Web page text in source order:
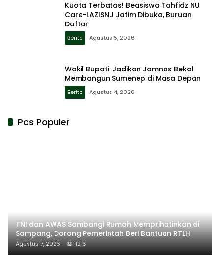
Kuota Terbatas! Beasiswa Tahfidz NU
Care-LAZISNU Jatim Dibuka, Buruan
Daftar
Berita Agustus 5, 2026
Wakil Bupati: Jadikan Jamnas Bekal
Membangun Sumenep di Masa Depan
Berita Agustus 4, 2026
Pos Populer
TNI dan AWAS Sambangi Rumah Memprihatinkan di
Sampang, Dorong Pemerintah Beri Bantuan RTLH
Agustus 7, 2026 1216